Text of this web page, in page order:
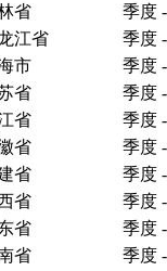
省
季度 -
江省
季度 -
市
季度 -
省
季度 -
省
季度 -
省
季度 -
省
季度 -
省
季度 -
省
季度 -
省
季度 -